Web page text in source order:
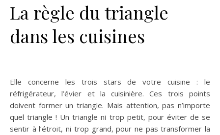
La règle du triangle
dans les cuisines
Elle concerne les trois stars de votre cuisine : le
réfrigérateur, l’évier et la cuisinière. Ces trois points
doivent former un triangle. Mais attention, pas n’importe
quel triangle ! Un triangle ni trop petit, pour éviter de se
sentir à l’étroit, ni trop grand, pour ne pas transformer la